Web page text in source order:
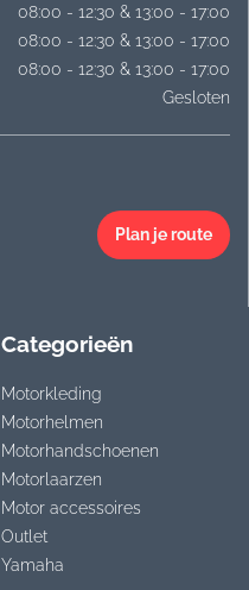
08:00 - 12:30 & 13:00 - 17:00
08:00 - 12:30 & 13:00 - 17:00
08:00 - 12:30 & 13:00 - 17:00
Gesloten
Plan je route
Categorieën
Motorkleding
Motorhelmen
Motorhandschoenen
Motorlaarzen
Motor accessoires
Outlet
Yamaha